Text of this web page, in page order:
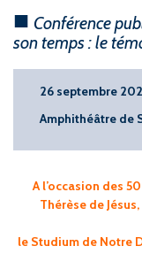
Conférence
son temps : le
26 septembre
Amphithéâtre de
A l’occasion des
Thérèse de
le Studium de Notre